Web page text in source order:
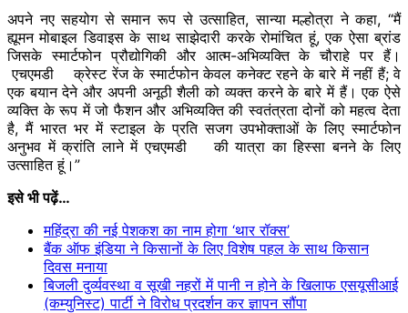
अपने नए सहयोग से समान रूप से उत्साहित, सान्या मल्होत्रा ने कहा, “मैं
ह्यूमन मोबाइल डिवाइस के साथ साझेदारी करके रोमांचित हूं, एक ऐसा ब्रांड
जिसके स्मार्टफोन प्रौद्योगिकी और आत्म-अभिव्यक्ति के चौराहे पर हैं।
एचएमडी क्रेस्ट रेंज के स्मार्टफोन केवल कनेक्ट रहने के बारे में नहीं हैं; वे
एक बयान देने और अपनी अनूठी शैली को व्यक्त करने के बारे में हैं। एक ऐसे
व्यक्ति के रूप में जो फैशन और अभिव्यक्ति की स्वतंत्रता दोनों को महत्व देता
है, मैं भारत भर में स्टाइल के प्रति सजग उपभोक्ताओं के लिए स्मार्टफोन
अनुभव में क्रांति लाने में एचएमडी की यात्रा का हिस्सा बनने के लिए
उत्साहित हूं।”
इसे भी पढ़ें…
महिंद्रा की नई पेशकश का नाम होगा ‘थार रॉक्स’
बैंक ऑफ इंडिया ने किसानों के लिए विशेष पहल के साथ किसान
दिवस मनाया
बिजली दुर्व्यवस्था व सूखी नहरों में पानी न होने के खिलाफ एसयूसीआई
(कम्युनिस्ट) पार्टी ने विरोध प्रदर्शन कर ज्ञापन सौंपा